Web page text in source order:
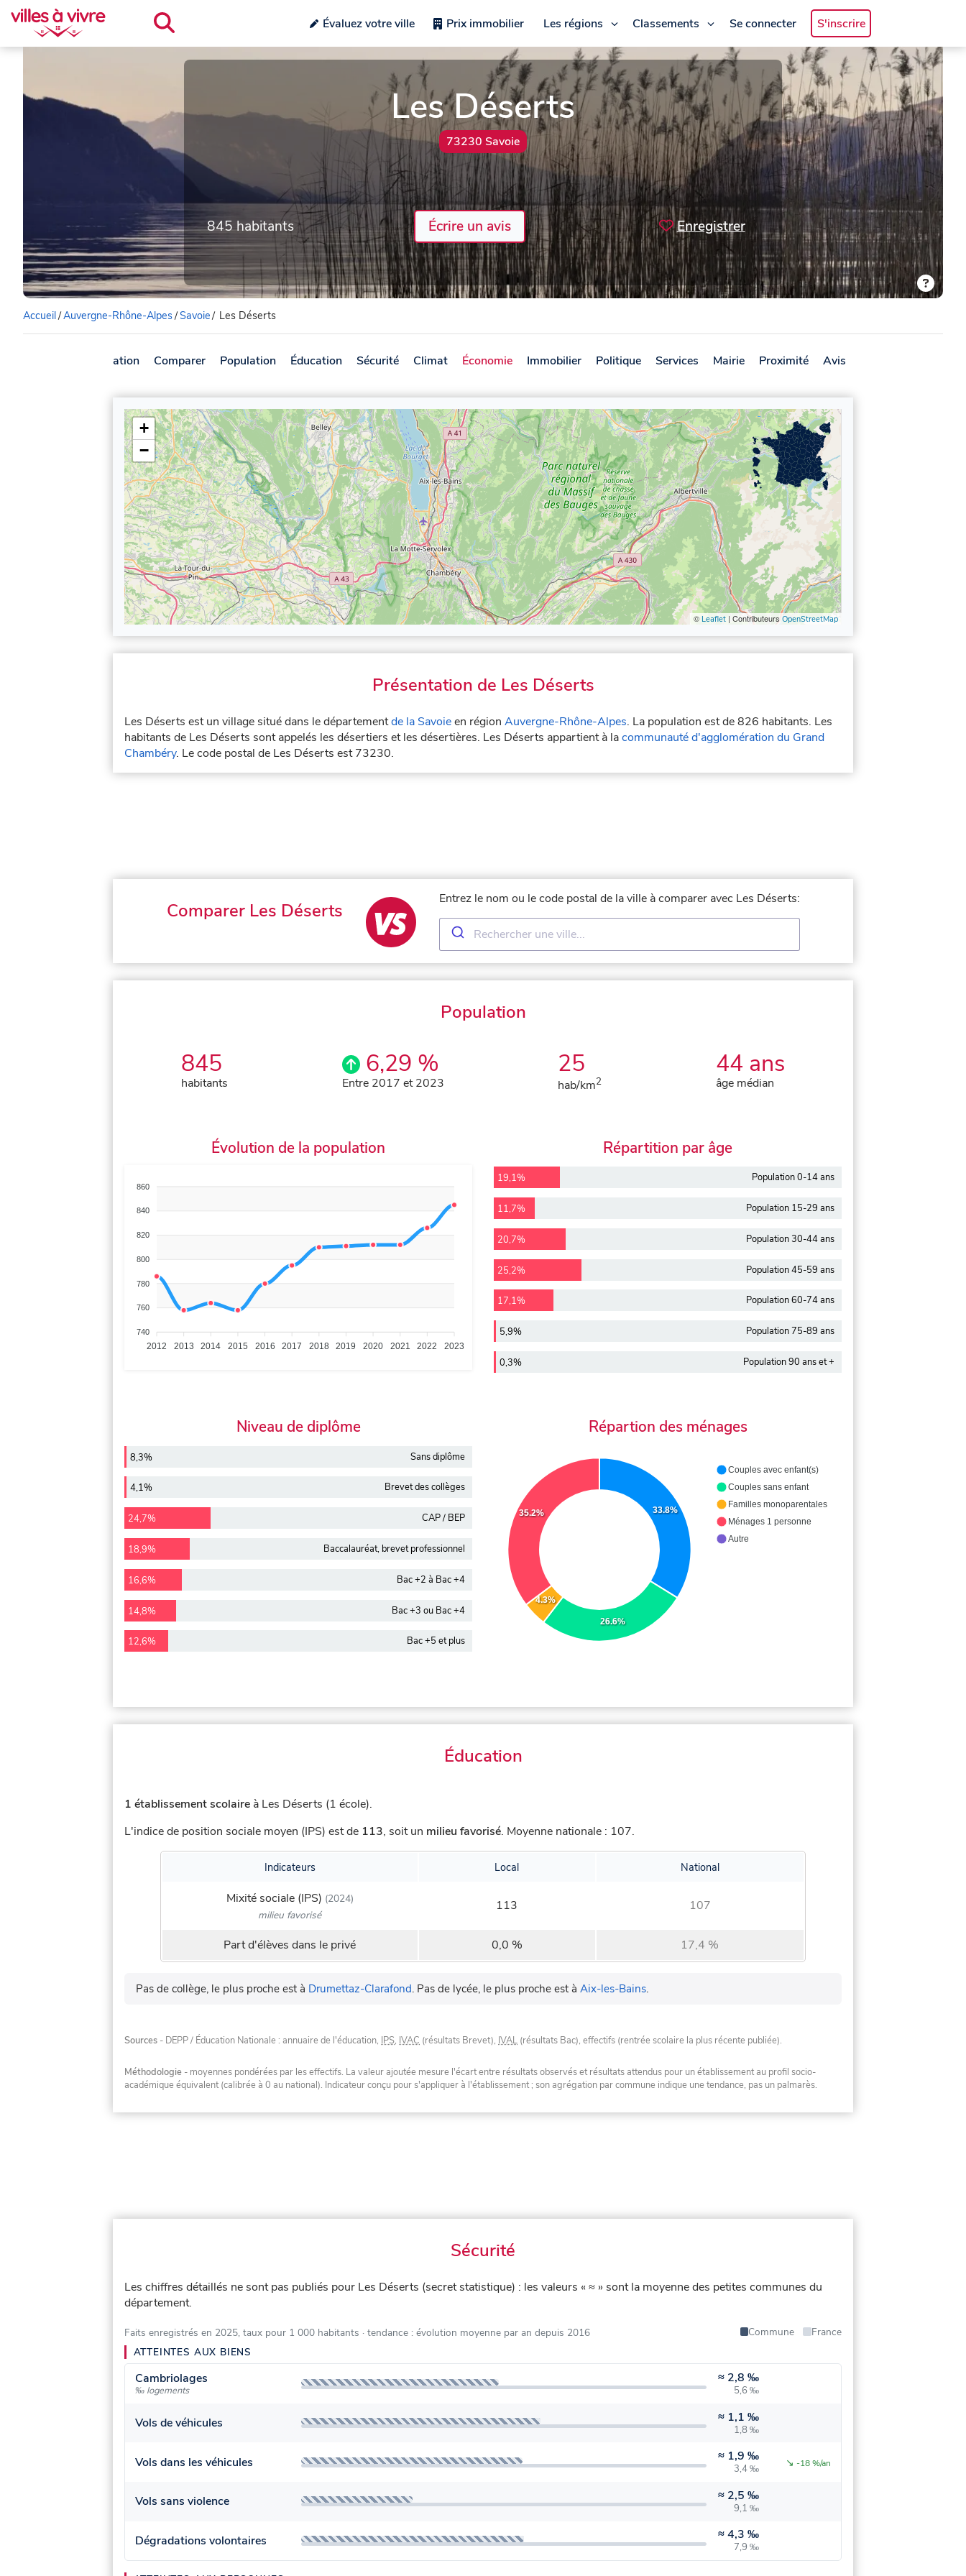
Évaluez votre ville Prix immobilier Les régions Classements Se connecter S'inscrire
Les Déserts
73230 Savoie
845 habitants Écrire un avis Enregistrer
Accueil/Auvergne-Rhône-Alpes/Savoie/ Les Déserts
Présentation Comparer Population Éducation Sécurité Climat Économie Immobilier Politique Services Mairie Proximité Avis
+
−
© Leaflet | Contributeurs OpenStreetMap
Présentation de Les Déserts
Les Déserts est un village situé dans le départementde la Savoieen région Auvergne-Rhône-Alpes. La population est de 826 habitants. Les
habitants de Les Déserts sont appelés les désertiers et les désertières. Les Déserts appartient à lacommunauté d'agglomération du Grand
Chambéry. Le code postal de Les Déserts est 73230.
Comparer Les Déserts
Entrez le nom ou le code postal de la ville à comparer avec Les Déserts:
Population
845
habitants
6,29 %
Entre 2017 et 2023
25
hab/km2
44 ans
âge médian
Évolution de la population
860
840
820
800
780
760
740
2012 2013 2014 2015 2016 2017 2018 2019 2020 2021 2022 2023
Répartition par âge
19,1% Population 0-14 ans
11,7% Population 15-29 ans
20,7% Population 30-44 ans
25,2% Population 45-59 ans
17,1% Population 60-74 ans
5,9% Population 75-89 ans
0,3% Population 90 ans et +
Niveau de diplôme
8,3% Sans diplôme
4,1% Brevet des collèges
24,7% CAP / BEP
18,9% Baccalauréat, brevet professionnel
16,6% Bac +2 à Bac +4
14,8% Bac +3 ou Bac +4
12,6% Bac +5 et plus
Répartion des ménages
33.8%
26.6%
4.3%
35.2%
Couples avec enfant(s)
Couples sans enfant
Familles monoparentales
Ménages 1 personne
Autre
Éducation
1 établissement scolaire à Les Déserts (1 école).
L'indice de position sociale moyen (IPS) est de 113, soit un milieu favorisé. Moyenne nationale : 107.
Indicateurs Local National
Mixité sociale (IPS) (2024)
milieu favorisé
113 107
Part d'élèves dans le privé 0,0 % 17,4 %
Pas de collège, le plus proche est à Drumettaz-Clarafond. Pas de lycée, le plus proche est à Aix-les-Bains.
Sources - DEPP / Éducation Nationale : annuaire de l'éducation, IPS, IVAC (résultats Brevet), IVAL (résultats Bac), effectifs (rentrée scolaire la plus récente publiée).
Méthodologie - moyennes pondérées par les effectifs. La valeur ajoutée mesure l'écart entre résultats observés et résultats attendus pour un établissement au profil socio-
académique équivalent (calibrée à 0 au national). Indicateur conçu pour s'appliquer à l'établissement ; son agrégation par commune indique une tendance, pas un palmarès.
Sécurité
Les chiffres détaillés ne sont pas publiés pour Les Déserts (secret statistique) : les valeurs « ≈ » sont la moyenne des petites communes du
département.
Faits enregistrés en 2025, taux pour 1 000 habitants · tendance : évolution moyenne par an depuis 2016 Commune
France
ATTEINTES AUX BIENS
Cambriolages
‰ logements
≈ 2,8 ‰
5,6 ‰
Vols de véhicules ≈ 1,1 ‰
1,8 ‰
Vols dans les véhicules ≈ 1,9 ‰
3,4 ‰ ↘ -18 %/an
Vols sans violence ≈ 2,5 ‰
9,1 ‰
Dégradations volontaires ≈4,3 ‰
7,9 ‰